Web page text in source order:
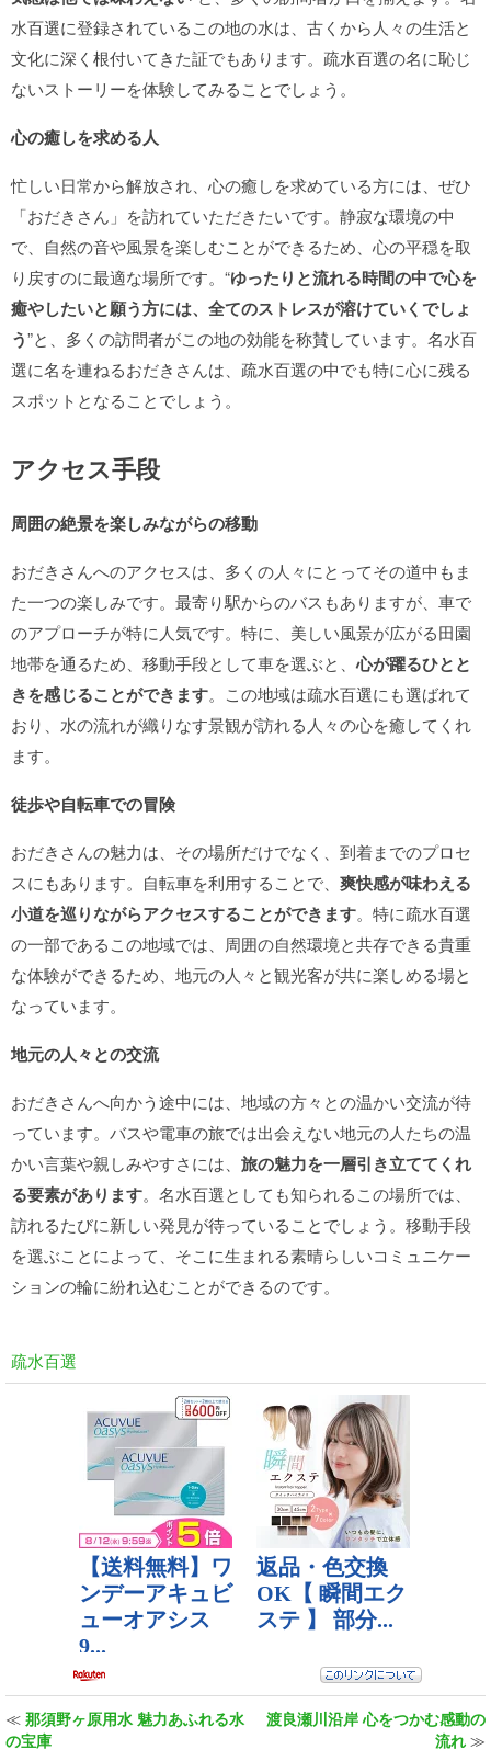
水百選に登録されているこの地の水は、古くから人々の生活と
文化に深く根付いてきた証でもあります。疏水百選の名に恥じ
ないストーリーを体験してみることでしょう。
心の癒しを求める人
忙しい日常から解放され、心の癒しを求めている方には、ぜひ
「おだきさん」を訪れていただきたいです。静寂な環境の中
で、自然の音や風景を楽しむことができるため、心の平穏を取
り戻すのに最適な場所です。“ゆったりと流れる時間の中で心を
癒やしたいと願う方には、全てのストレスが溶けていくでしょ
う”と、多くの訪問者がこの地の効能を称賛しています。名水百
選に名を連ねるおだきさんは、疏水百選の中でも特に心に残る
スポットとなることでしょう。
アクセス手段
周囲の絶景を楽しみながらの移動
おだきさんへのアクセスは、多くの人々にとってその道中もま
た一つの楽しみです。最寄り駅からのバスもありますが、車で
のアプローチが特に人気です。特に、美しい風景が広がる田園
地帯を通るため、移動手段として車を選ぶと、心が躍るひとと
きを感じることができます。この地域は疏水百選にも選ばれて
おり、水の流れが織りなす景観が訪れる人々の心を癒してくれ
ます。
徒歩や自転車での冒険
おだきさんの魅力は、その場所だけでなく、到着までのプロセ
スにもあります。自転車を利用することで、 爽快感が味わえる
小道を巡りながらアクセスすることができます。特に疏水百選
の一部であるこの地域では、周囲の自然環境と共存できる貴重
な体験ができるため、地元の人々と観光客が共に楽しめる場と
なっています。
地元の人々との交流
おだきさんへ向かう途中には、地域の方々との温かい交流が待
っています。バスや電車の旅では出会えない地元の人たちの温
かい言葉や親しみやすさには、 旅の魅力を一層引き立ててくれ
る要素があります。名水百選としても知られるこの場所では、
訪れるたびに新しい発見が待っていることでしょう。移動手段
を選ぶことによって、そこに生まれる素晴らしいコミュニケー
ションの輪に紛れ込むことができるのです。
疏水百選
≪ 那須野ヶ原用水 魅力あふれる水
の宝庫
渡良瀬川沿岸 心をつかむ感動の
流れ ≫